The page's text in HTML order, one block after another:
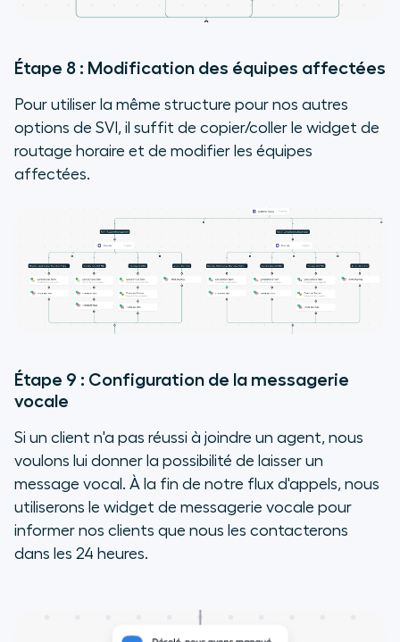
Étape 8 : Modification des équipes affectées
Pour utiliser la même structure pour nos autres
options de SVI, il suffit de copier/coller le widget de
routage horaire et de modifier les équipes
affectées.
Étape 9 : Configuration de la messagerie
vocale
Si un client n'a pas réussi à joindre un agent, nous
voulons lui donner la possibilité de laisser un
message vocal. À la fin de notre flux d'appels, nous
utiliserons le widget de messagerie vocale pour
informer nos clients que nous les contacterons
dans les 24 heures.